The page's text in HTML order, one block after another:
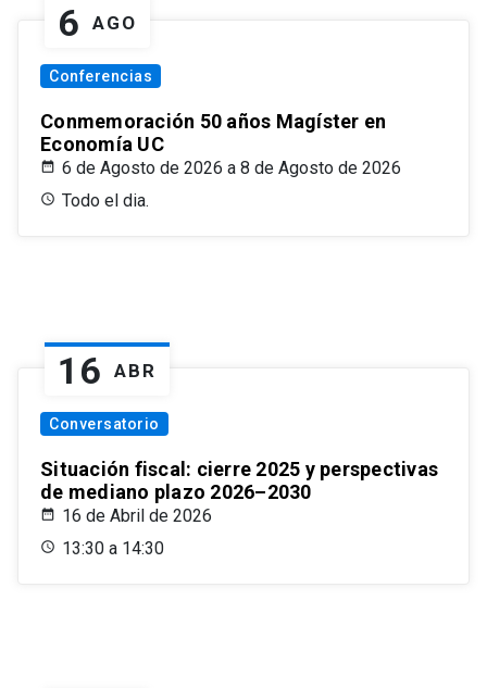
6 AGO
Conferencias
Conmemoración 50 años Magíster en
Economía UC
6 de Agosto de 2026 a 8 de Agosto de 2026
Todo el dia.
16 ABR
Conversatorio
Situación fiscal: cierre 2025 y perspectivas
de mediano plazo 2026–2030
16 de Abril de 2026
13:30 a 14:30